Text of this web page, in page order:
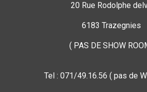
20 Rue Rodolphe
6183 Trazegnies
( PAS DE SHOW
Tel : 071/49.16.56 ( pas de